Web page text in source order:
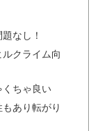
なし！
クライム向
ちゃ良い
あり転がり